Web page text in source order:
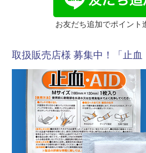
お友だち追加でポイント
取扱販売店様 募集中！「止血